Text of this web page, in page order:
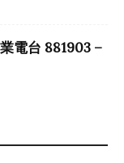
電台 881903 –